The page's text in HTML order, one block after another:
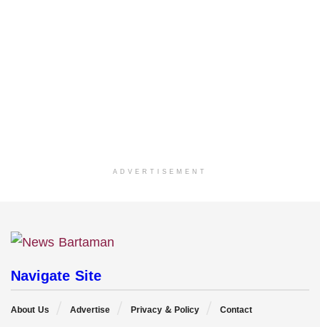
ADVERTISEMENT
Navigate Site
About Us Advertise Privacy & Policy Contact